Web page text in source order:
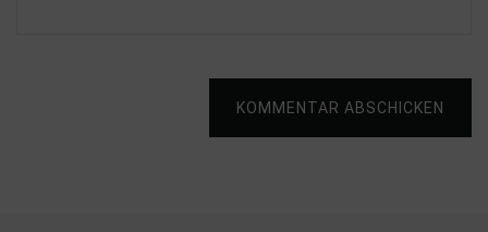
KOMMENTAR ABSCHICKEN